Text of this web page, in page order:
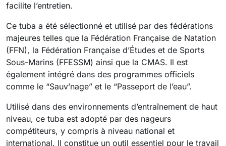
facilite l’entretien.
Ce tuba a été sélectionné et utilisé par des fédérations
majeures telles que la Fédération Française de Natation
(FFN), la Fédération Française d’Études et de Sports
Sous-Marins (FFESSM) ainsi que la CMAS. Il est
également intégré dans des programmes officiels
comme le “Sauv’nage” et le “Passeport de l’eau”.
Utilisé dans des environnements d’entraînement de haut
niveau, ce tuba est adopté par des nageurs
compétiteurs, y compris à niveau national et
international. Il constitue un outil essentiel pour le travail